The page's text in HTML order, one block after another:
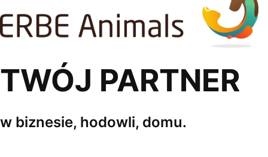
TWÓJ PARTNER
w biznesie, hodowli, domu.